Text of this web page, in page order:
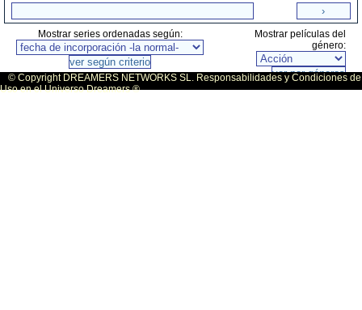
Mostrar series ordenadas según:
Mostrar películas del
género:
© Copyright DREAMERS NETWORKS SL. Responsabilidades y Condiciones de
Uso en el Universo Dreamers ®